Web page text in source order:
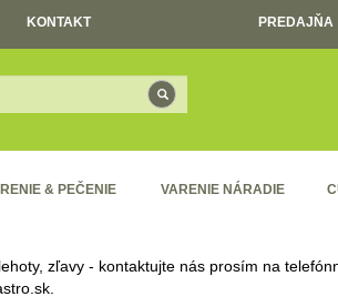
KONTAKT PREDAJŇA
& PEČENIE VARENIE NÁRADIE
zľavy - kontaktujte nás prosím na